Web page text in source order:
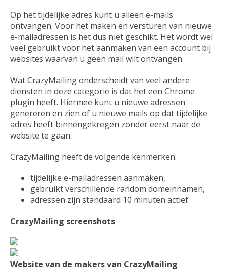
Op het tijdelijke adres kunt u alleen e-mails
ontvangen. Voor het maken en versturen van nieuwe
e-mailadressen is het dus niet geschikt. Het wordt wel
veel gebruikt voor het aanmaken van een account bij
websites waarvan u geen mail wilt ontvangen.
Wat CrazyMailing onderscheidt van veel andere
diensten in deze categorie is dat het een Chrome
plugin heeft. Hiermee kunt u nieuwe adressen
genereren en zien of u nieuwe mails op dat tijdelijke
adres heeft binnengekregen zonder eerst naar de
website te gaan.
CrazyMailing heeft de volgende kenmerken:
tijdelijke e-mailadressen aanmaken,
gebruikt verschillende random domeinnamen,
adressen zijn standaard 10 minuten actief.
CrazyMailing screenshots
Website van de makers van CrazyMailing